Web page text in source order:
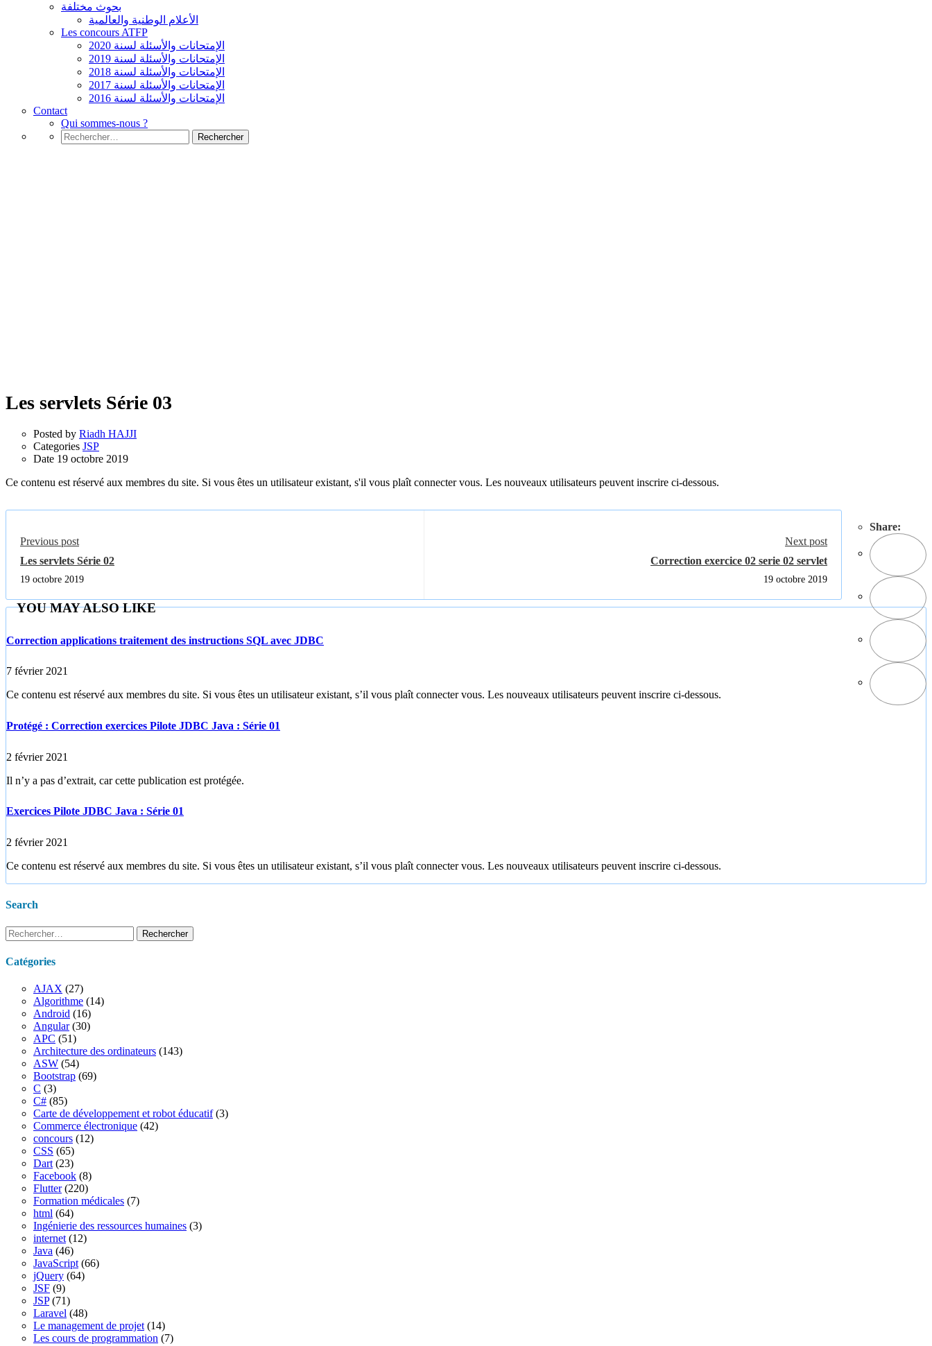
بحوث مختلفة
الأعلام الوطنية والعالمية
Les concours ATFP
الإمتحانات والأسئلة لسنة 2020
الإمتحانات والأسئلة لسنة 2019
الإمتحانات والأسئلة لسنة 2018
الإمتحانات والأسئلة لسنة 2017
الإمتحانات والأسئلة لسنة 2016
Contact
Qui sommes-nous ?
Rechercher :
Les servlets Série 03
Posted by Riadh HAJJI
Categories JSP
Date 19 octobre 2019
Ce contenu est réservé aux membres du site. Si vous êtes un utilisateur existant, s'il vous plaît connecter vous. Les nouveaux utilisateurs peuvent inscrire ci-dessous.
Share:
Previous post
Les servlets Série 02
19 octobre 2019
Next post
Correction exercice 02 serie 02 servlet
19 octobre 2019
YOU MAY ALSO LIKE
Correction applications traitement des instructions SQL avec JDBC
7 février 2021
Ce contenu est réservé aux membres du site. Si vous êtes un utilisateur existant, s’il vous plaît connecter vous. Les nouveaux utilisateurs peuvent inscrire ci-dessous.
Protégé : Correction exercices Pilote JDBC Java : Série 01
2 février 2021
Il n’y a pas d’extrait, car cette publication est protégée.
Exercices Pilote JDBC Java : Série 01
2 février 2021
Ce contenu est réservé aux membres du site. Si vous êtes un utilisateur existant, s’il vous plaît connecter vous. Les nouveaux utilisateurs peuvent inscrire ci-dessous.
Search
Rechercher :
Catégories
AJAX (27)
Algorithme (14)
Android (16)
Angular(30)
APC (51)
Architecture des ordinateurs (143)
ASW (54)
Bootstrap (69)
C (3)
C# (85)
Carte de développement et robot éducatif(3)
Commerce électronique (42)
concours (12)
CSS (65)
Dart (23)
Facebook (8)
Flutter(220)
Formation médicales (7)
html (64)
Ingénierie des ressources humaines (3)
internet (12)
Java (46)
JavaScript (66)
jQuery (64)
JSF (9)
JSP(71)
Laravel (48)
Le management de projet (14)
Les cours de programmation (7)